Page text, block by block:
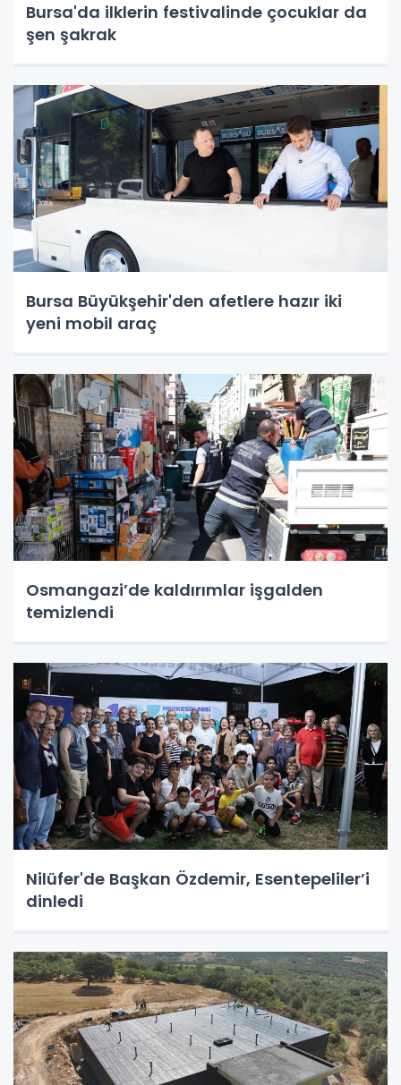
Bursa'da ilklerin festivalinde çocuklar da
şen şakrak
Bursa Büyükşehir'den afetlere hazır iki
yeni mobil araç
Osmangazi’de kaldırımlar işgalden
temizlendi
Nilüfer'de Başkan Özdemir, Esentepeliler’i
dinledi